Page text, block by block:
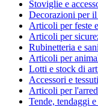
Stoviglie e
Decorazioni per
Articoli per feste
Articoli per
Rubinetteria e
Articoli per
Lotti e stock di
Accessori e
Articoli per
Tende, tendaggi